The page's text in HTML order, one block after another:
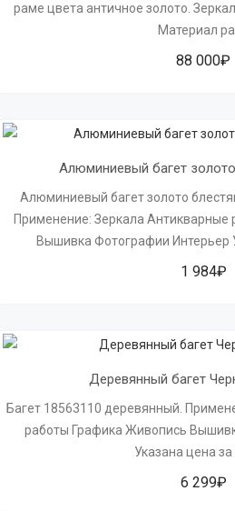
раме цвета античное золото.
Материал
88 000₽
Алюминиевый багет
Алюминиевый багет золото
Применение: Зеркала
Вышивка Фотографии Интерьер
1 984₽
Деревянный багет
Багет 18563110 деревянный.
работы Графика Живопись
Указана цена за
6 299₽